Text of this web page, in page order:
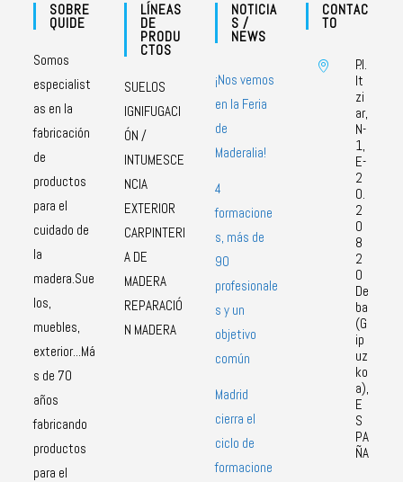
SOBRE
QUIDE
Somos
especialist
as en la
fabricación
de
productos
para el
cuidado de
la
madera.Sue
los,
muebles,
exterior...Má
s de 70
años
fabricando
productos
para el
LÍNEAS
DE
PRODU
CTOS
SUELOS
IGNIFUGACI
ÓN /
INTUMESCE
NCIA
EXTERIOR
CARPINTERI
A DE
MADERA
REPARACIÓ
N MADERA
NOTICIA
S /
NEWS
¡Nos vemos
en la Feria
de
Maderalia!
4
formacione
s, más de
90
profesionale
s y un
objetivo
común
Madrid
cierra el
ciclo de
formacione
CONTAC
TO
P.I.
It
zi
ar,
N-
1,
E-
2
0.
2
0
8
2
0
De
ba
(G
ip
uz
ko
a),
E
S
PA
ÑA